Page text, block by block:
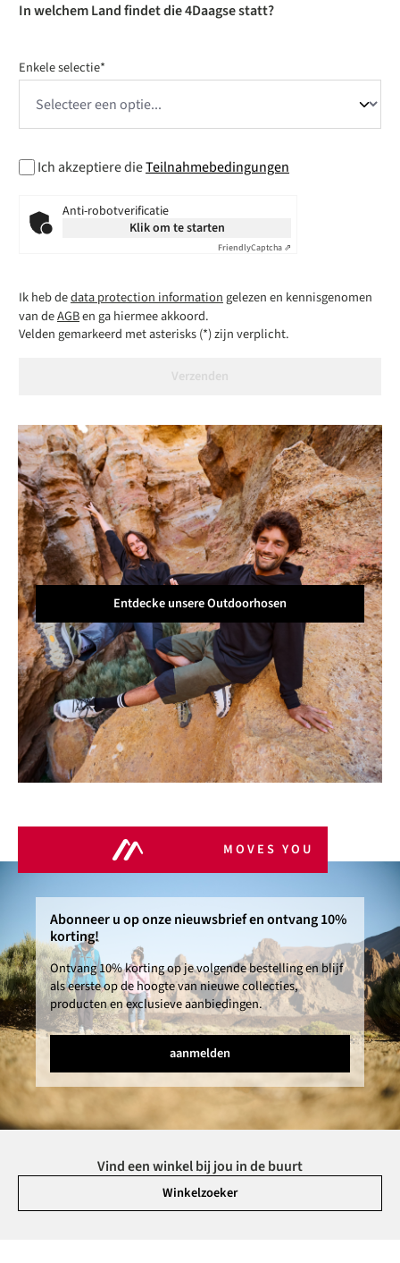
In welchem Land findet die 4Daagse statt?
Enkele selectie*
Ich akzeptiere dieTeilnahmebedingungen
Anti-robotverificatie
Klik om te starten
FriendlyCaptcha ⇗
Ik heb dedata protection informationgelezen en kennisgenomen
van deAGBen ga hiermee akkoord.
Velden gemarkeerd met asterisks (*) zijn verplicht.
Verzenden
Entdecke unsere Outdoorhosen
MOVES YOU
Abonneer u op onze nieuwsbrief en ontvang 10%
korting!
Ontvang 10% korting op je volgende bestelling en blijf
als eerste op de hoogte van nieuwe collecties,
producten en exclusieve aanbiedingen.
aanmelden
Vind een winkel bij jou in de buurt
Winkelzoeker